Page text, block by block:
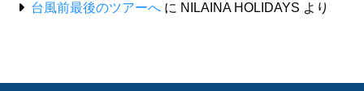
台風前最後のツアーへ に NILAINA HOLIDAYS より